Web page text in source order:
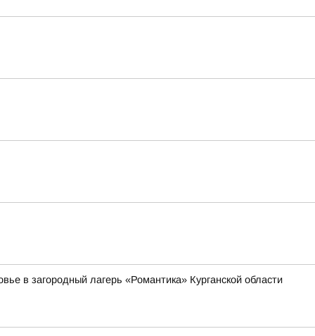
в загородный лагерь «Романтика» Курганской области